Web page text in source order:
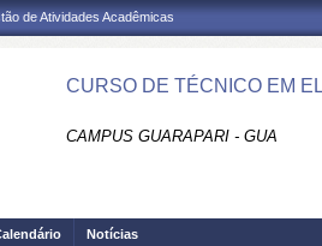
de Atividades Acadêmicas
CURSO DE TÉCNICO EM
CAMPUS GUARAPARI - GUA
Notícias